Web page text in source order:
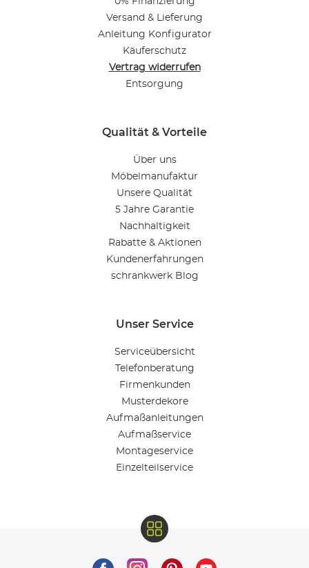
Versand & Lieferung
Anleitung Konfigurator
Käuferschutz
Vertrag widerrufen
Entsorgung
Qualität & Vorteile
Über uns
Möbelmanufaktur
Unsere Qualität
5 Jahre Garantie
Nachhaltigkeit
Rabatte & Aktionen
Kundenerfahrungen
schrankwerk Blog
Unser Service
Serviceübersicht
Telefonberatung
Firmenkunden
Musterdekore
Aufmaßanleitungen
Aufmaßservice
Montageservice
Einzelteilservice